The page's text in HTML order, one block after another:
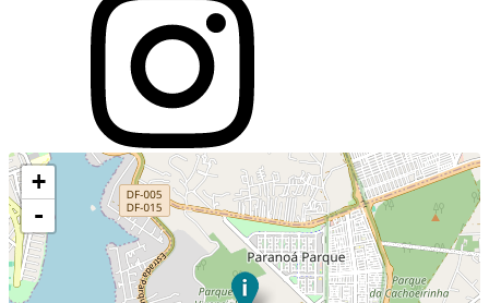
+
-